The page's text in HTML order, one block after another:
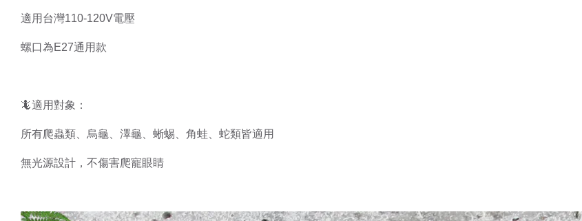
適用台灣110-120V電壓
螺口為E27通用款
🦎適用對象：
所有爬蟲類、烏龜、澤龜、蜥蜴、角蛙、蛇類皆適用
無光源設計，不傷害爬寵眼睛